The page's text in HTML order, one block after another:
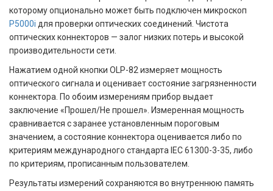
которому опционально может быть подключен микроскоп
P5000i для проверки оптических соединений. Чистота
оптических коннекторов — залог низких потерь и высокой
производительности сети.
Нажатием одной кнопки OLP-82 измеряет мощность
оптического сигнала и оценивает состояние загрязненности
коннектора. По обоим измерениям прибор выдает
заключение «Прошел/Не прошел». Измеренная мощность
сравнивается с заранее установленным пороговым
значением, а состояние коннектора оценивается либо по
критериям международного стандарта IEC 61300-3-35, либо
по критериям, прописанным пользователем.
Результаты измерений сохраняются во внутреннюю память